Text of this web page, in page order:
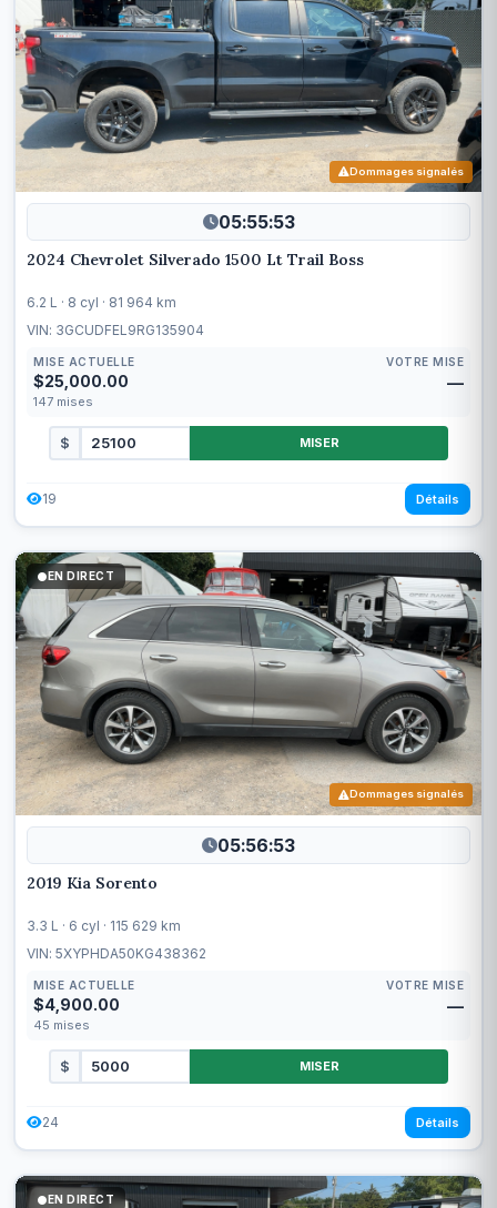
Dommages signalés
05:55:50
2024 Chevrolet Silverado 1500 Lt Trail Boss
6.2 L · 8 cyl · 81 964 km
VIN: 3GCUDFEL9RG135904
MISE ACTUELLE
$25,000.00
147 mises
VOTRE MISE
—
$ MISER
19 Détails
Dommages signalés
EN DIRECT
05:56:50
2019 Kia Sorento
3.3 L · 6 cyl · 115 629 km
VIN: 5XYPHDA50KG438362
MISE ACTUELLE
$4,900.00
45 mises
VOTRE MISE
—
$ MISER
24 Détails
EN DIRECT